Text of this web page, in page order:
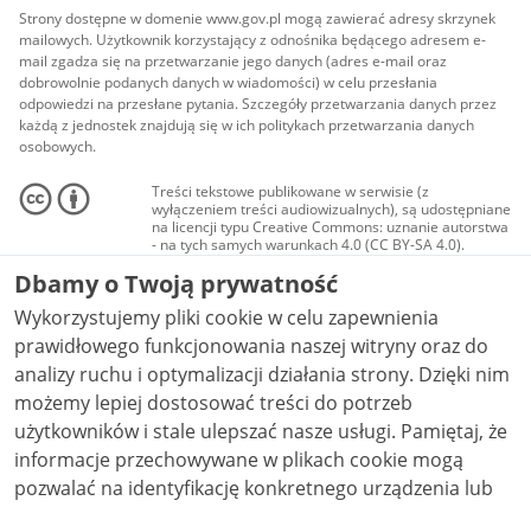
Strony dostępne w domenie www.gov.pl mogą zawierać adresy skrzynek
mailowych. Użytkownik korzystający z odnośnika będącego adresem e-
mail zgadza się na przetwarzanie jego danych (adres e-mail oraz
dobrowolnie podanych danych w wiadomości) w celu przesłania
odpowiedzi na przesłane pytania. Szczegóły przetwarzania danych przez
każdą z jednostek znajdują się w ich politykach przetwarzania danych
osobowych.
Treści tekstowe publikowane w serwisie (z
wyłączeniem treści audiowizualnych), są udostępniane
na licencji typu Creative Commons: uznanie autorstwa
- na tych samych warunkach 4.0 (CC BY-SA 4.0).
Materiały audiowizualne, w tym zdjęcia, materiały
audio i wideo, są udostępniane na licencji typu
Creative Commons: uznanie autorstwa użycie
niekomercyjne - bez utworów zależnych 4.0 (CC BY-
NC-ND 4.0), o ile nie jest to stwierdzone inaczej.
Dbamy o Twoją prywatność
Wykorzystujemy pliki cookie w celu zapewnienia
prawidłowego funkcjonowania naszej witryny oraz do
analizy ruchu i optymalizacji działania strony. Dzięki nim
możemy lepiej dostosować treści do potrzeb
użytkowników i stale ulepszać nasze usługi. Pamiętaj, że
informacje przechowywane w plikach cookie mogą
pozwalać na identyfikację konkretnego urządzenia lub